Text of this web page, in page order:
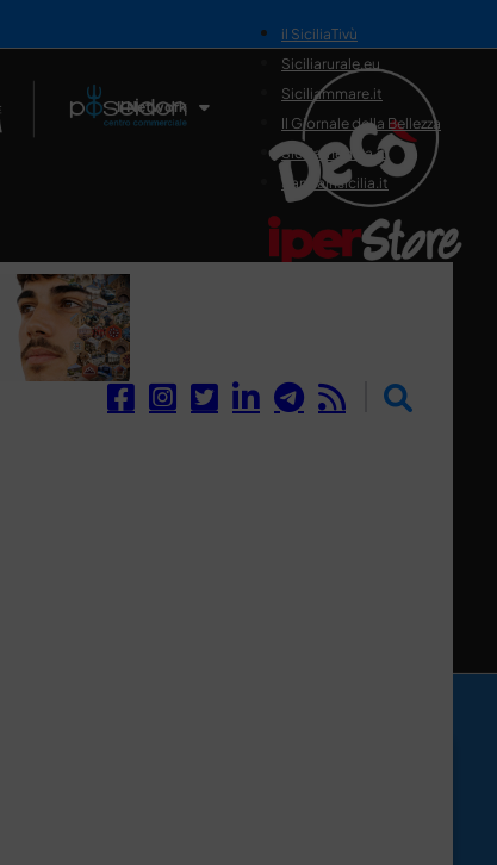
Il Network
il SiciliaTivù
Siciliarurale.eu
Siciliammare.it
Il Giornale della Bellezza
Siciliamedica.it
Sanitainsicilia.it